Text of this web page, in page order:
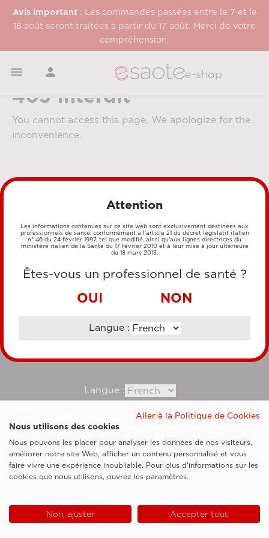
Avis important: Les commandes passées entre le 7 et le
16 août seront traitées à partir du 17 août. Merci de votre
compréhension.
  e-shop
403 Interdit
You cannot access this page. We apologize for the
inconvenience.
MÉTHODES DE PAIEMENT
VIREMENT BANCAIRE
Langue :
Esaote SpA ©2026 - Vat Code IT05131180969
Société soumise à la gestion et à la coordination de Shanghai Luzi Enterprise
Management Consultancy Center (Limited Partnership)
Clauses légales
Cookie Policy
Attention
Les informations contenues sur ce site web sont exclusivement destinées aux
professionnels de santé, conformément à l’article 21 du décret législatif italien
n° 46 du 24 février 1997, tel que modifié, ainsi qu’aux lignes directrices du
ministère italien de la Santé du 17 février 2010 et à leur mise à jour ultérieure
du 18 mars 2013.
Êtes-vous un professionnel de santé ?
OUI NON
Langue :
Aller à la Politique de Cookies
Nous utilisons des cookies
Nous pouvons les placer pour analyser les données de nos visiteurs,
améliorer notre site Web, afficher un contenu personnalisé et vous
faire vivre une expérience inoubliable. Pour plus d'informations sur les
cookies que nous utilisons, ouvrez les paramètres.
Non, ajuster Accepter tout